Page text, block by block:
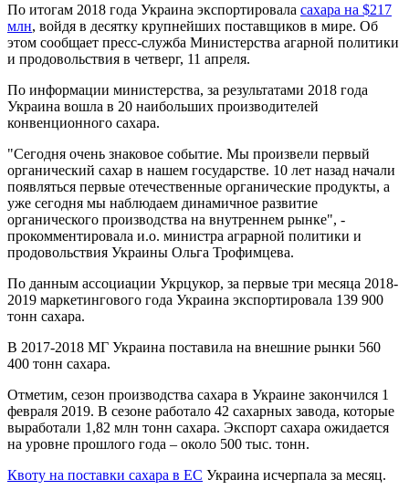
По итогам 2018 года Украина экспортировала сахара на $217
млн, войдя в десятку крупнейших поставщиков в мире. Об
этом сообщает пресс-служба Министерства агарной политики
и продовольствия в четверг, 11 апреля.
По информации министерства, за результатами 2018 года
Украина вошла в 20 наибольших производителей
конвенционного сахара.
"Сегодня очень знаковое событие. Мы произвели первый
органический сахар в нашем государстве. 10 лет назад начали
появляться первые отечественные органические продукты, а
уже сегодня мы наблюдаем динамичное развитие
органического производства на внутреннем рынке", -
прокомментировала и.о. министра аграрной политики и
продовольствия Украины Ольга Трофимцева.
По данным ассоциации Укрцукор, за первые три месяца 2018-
2019 маркетингового года Украина экспортировала 139 900
тонн сахара.
В 2017-2018 МГ Украина поставила на внешние рынки 560
400 тонн сахара.
Отметим, сезон производства сахара в Украине закончился 1
февраля 2019. В сезоне работало 42 сахарных завода, которые
выработали 1,82 млн тонн сахара. Экспорт сахара ожидается
на уровне прошлого года – около 500 тыс. тонн.
Квоту на поставки сахара в ЕС Украина исчерпала за месяц.